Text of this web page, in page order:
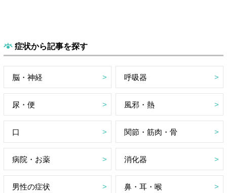
症状から記事を探す
脳・神経 呼吸器
尿・便 風邪・熱
口 関節・筋肉・骨
病院・お薬 消化器
男性の症状 鼻・耳・喉